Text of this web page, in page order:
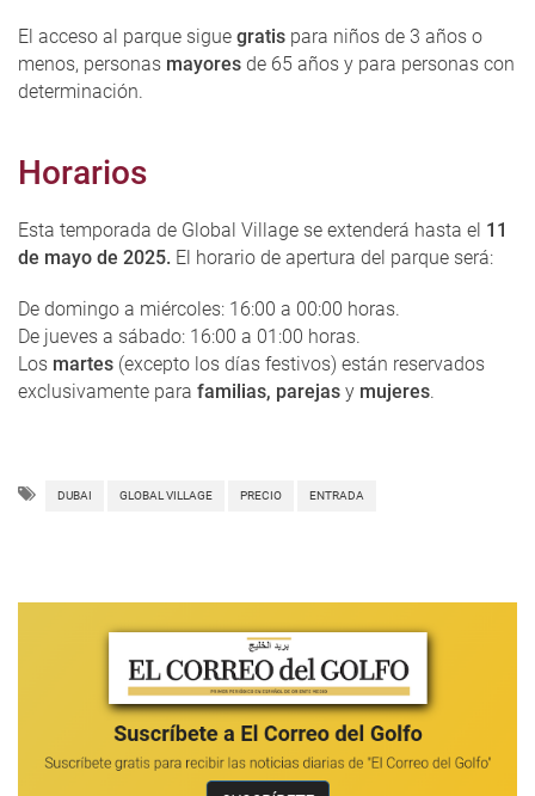
El acceso al parque sigue gratis para niños de 3 años o
menos, personas mayores de 65 años y para personas con
determinación.
Horarios
Esta temporada de Global Village se extenderá hasta el 11
de mayo de 2025. El horario de apertura del parque será:
De domingo a miércoles: 16:00 a 00:00 horas.
De jueves a sábado: 16:00 a 01:00 horas.
Los martes (excepto los días festivos) están reservados
exclusivamente para familias, parejas y mujeres.
DUBAI GLOBAL VILLAGE PRECIO ENTRADA